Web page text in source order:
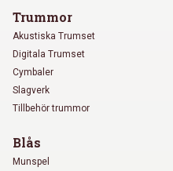
Trummor
Akustiska Trumset
Digitala Trumset
Cymbaler
Slagverk
Tillbehör trummor
Blås
Munspel